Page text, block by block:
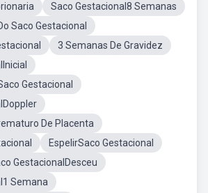
Saco Gestacional8 Semanas
Saco Gestacional
3 Semanas De Gravidez
Gestacional
De Placenta
EspelirSaco Gestacional
GestacionalDesceu
Semana